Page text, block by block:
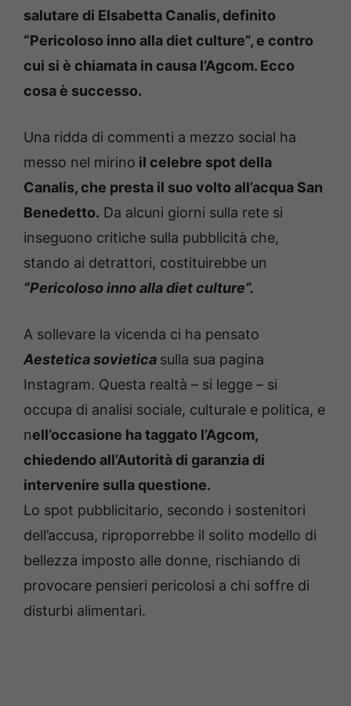
salutare di Elsabetta Canalis, definito
“Pericoloso inno alla diet culture”, e contro
cui si è chiamata in causa l’Agcom. Ecco
cosa è successo.
Una ridda di commenti a mezzo social ha
messo nel mirino il celebre spot della
Canalis, che presta il suo volto all’acqua San
Benedetto. Da alcuni giorni sulla rete si
inseguono critiche sulla pubblicità che,
stando ai detrattori, costituirebbe un
“Pericoloso inno alla diet culture”.
A sollevare la vicenda ci ha pensato
Aestetica sovietica sulla sua pagina
Instagram. Questa realtà – si legge – si
occupa di analisi sociale, culturale e politica, e
nell’occasione ha taggato l’Agcom,
chiedendo all’Autorità di garanzia di
intervenire sulla questione.
Lo spot pubblicitario, secondo i sostenitori
dell’accusa, riproporrebbe il solito modello di
bellezza imposto alle donne, rischiando di
provocare pensieri pericolosi a chi soffre di
disturbi alimentari.